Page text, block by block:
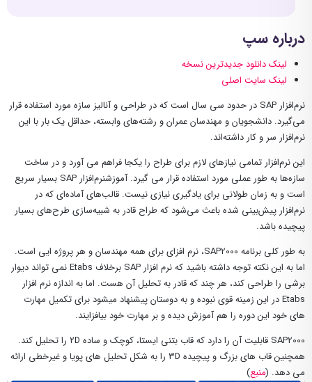
درباره سپ
لینک دانلود جدیدترین نسخه
لینک سایت اصلی
نرم‌افزار SAP در حدود سی سال است که در طراحی و آنالیز سازه مورد استفاده قرار
می‌گیرد. دانشجویان و مهندسان عمران و رشته‌های وابسته، حداقل یک بار با این
نرم‌افزار سر و کار داشته‌اند.
این نرم‌افزار تمامی نیازهای لازم برای طراح را یکجا فراهم می آورد و در ساخت
سازه‌ها به طور عملی مورد استفاده قرار می گیرد. آموزشنرم‌افزار SAP بسیار سریع
است و به زمان طولانی برای یادگیری نیازی نیست. قالب‌های آماده‌ای که در
نرم‌افزار پیش‌بینی شده باعث می‌شود که طراح قادر به شبیه‌سازی طرح‌های بسیار
پیچیده باشد.
به طور کلی برنامه SAP2000، نرم افزای برای همه مهندسان و هر پروژه ایی است.
اما به این نکته توجه داشته باشید که نرم افزار SAP برخلاف Etabs نمی تواند دیوار
برشی را طراحی کند، هر چند که قادر به تحلیل آن هست. اما به اندازه نرم افزار
Etabs در این زمینه قوی نبوده و به دوستان پیشنهاد میشود برای تکمیل مهارت
های خود این دوره را هم آموزش دیده و بر مهارت خود بیافزایند.
SAP2000 قابلیت آن را دارد که قاب بتنی ایستا، کوچک و ساده ۲D را تحلیل کند.
همچنین قاب های بزرگ و پیچیده ۳D را به شکل تحلیل های پویا و غیرخطی ارائه
می دهد. (منبع)